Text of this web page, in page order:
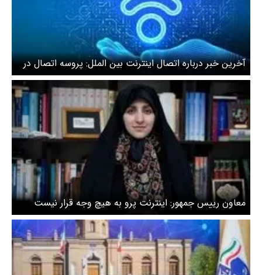
آخرین خبر درباره اتصال اینترنت بین الملل: پروسه اتصال در
حال انجام است
معاون رییس جمهور: اینترنت پرو به هیچ وجه قرار نیست
جای اینترنت بین‌المللی را بگیرد